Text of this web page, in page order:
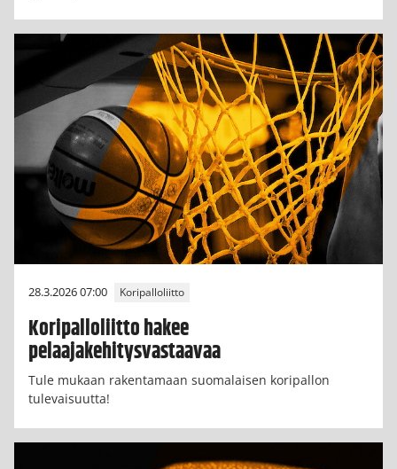
28.3.2026 07:00 Koripalloliitto
Koripalloliitto hakee
pelaajakehitysvastaavaa
Tule mukaan rakentamaan suomalaisen koripallon
tulevaisuutta!